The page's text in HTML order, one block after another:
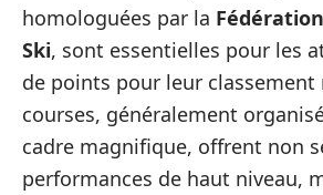
homologuées par la
Ski, sont essentielles pour les
de points pour leur classement
courses, généralement
cadre magnifique, offrent non
performances de haut niveau,